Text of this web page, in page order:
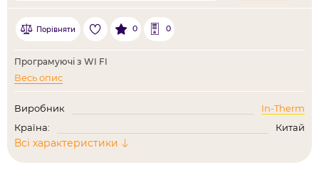
Порівняти 0 0
Програмуючі з WI FI
Весь опис
Виробник
In-Therm
Країна:
Китай
Всі характеристики